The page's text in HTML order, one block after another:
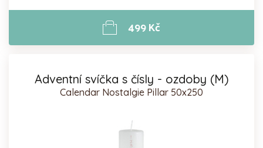
499 Kč
Adventní svíčka s čísly - ozdoby (M)
Calendar Nostalgie Pillar 50x250